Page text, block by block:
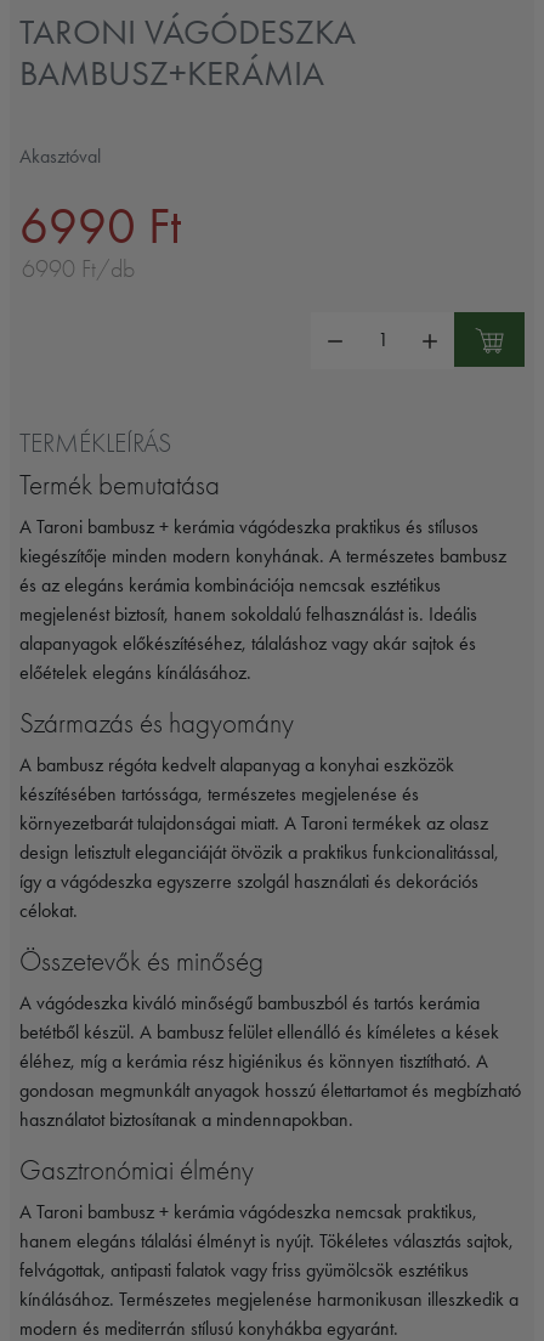
TARONI VÁGÓDESZKA
BAMBUSZ+KERÁMIA
Akasztóval
6990 Ft
6990 Ft/db
TERMÉKLEÍRÁS
Termék bemutatása
A Taroni bambusz + kerámia vágódeszka praktikus és stílusos
kiegészítője minden modern konyhának. A természetes bambusz
és az elegáns kerámia kombinációja nemcsak esztétikus
megjelenést biztosít, hanem sokoldalú felhasználást is. Ideális
alapanyagok előkészítéséhez, tálaláshoz vagy akár sajtok és
előételek elegáns kínálásához.
Származás és hagyomány
A bambusz régóta kedvelt alapanyag a konyhai eszközök
készítésében tartóssága, természetes megjelenése és
környezetbarát tulajdonságai miatt. A Taroni termékek az olasz
design letisztult eleganciáját ötvözik a praktikus funkcionalitással,
így a vágódeszka egyszerre szolgál használati és dekorációs
célokat.
Összetevők és minőség
A vágódeszka kiváló minőségű bambuszból és tartós kerámia
betétből készül. A bambusz felület ellenálló és kíméletes a kések
éléhez, míg a kerámia rész higiénikus és könnyen tisztítható. A
gondosan megmunkált anyagok hosszú élettartamot és megbízható
használatot biztosítanak a mindennapokban.
Gasztronómiai élmény
A Taroni bambusz + kerámia vágódeszka nemcsak praktikus,
hanem elegáns tálalási élményt is nyújt. Tökéletes választás sajtok,
felvágottak, antipasti falatok vagy friss gyümölcsök esztétikus
kínálásához. Természetes megjelenése harmonikusan illeszkedik a
modern és mediterrán stílusú konyhákba egyaránt.